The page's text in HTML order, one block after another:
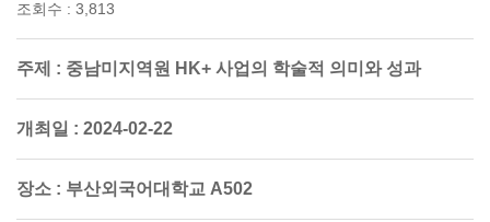
조회수 : 3,813
주제 : 중남미지역원 HK+ 사업의 학술적 의미와 성과
개최일 : 2024-02-22
장소 : 부산외국어대학교 A502